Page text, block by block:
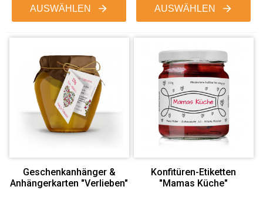
AUSWÄHLEN AUSWÄHLEN
Geschenkanhänger &
Anhängerkarten "Verlieben"
Konfitüren-Etiketten
"Mamas Küche"